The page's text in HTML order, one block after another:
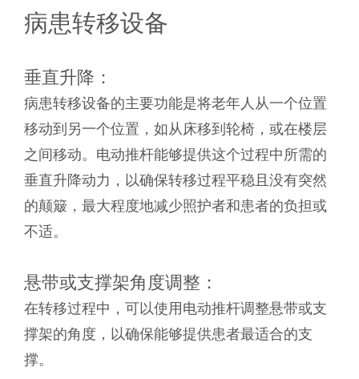
病患转移设备
垂直升降：
病患转移设备的主要功能是将老年人从一个位置
移动到另一个位置，如从床移到轮椅，或在楼层
之间移动。电动推杆能够提供这个过程中所需的
垂直升降动力，以确保转移过程平稳且没有突然
的颠簸，最大程度地减少照护者和患者的负担或
不适。
悬带或支撑架角度调整：
在转移过程中，可以使用电动推杆调整悬带或支
撑架的角度，以确保能够提供患者最适合的支
撑。